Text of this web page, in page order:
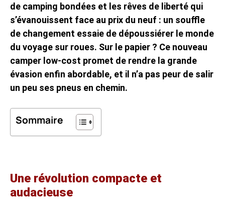
de camping bondées et les rêves de liberté qui
s’évanouissent face au prix du neuf : un souffle
de changement essaie de dépoussiérer le monde
du voyage sur roues. Sur le papier ? Ce nouveau
camper low-cost promet de rendre la grande
évasion enfin abordable, et il n’a pas peur de salir
un peu ses pneus en chemin.
Sommaire
Une révolution compacte et
audacieuse